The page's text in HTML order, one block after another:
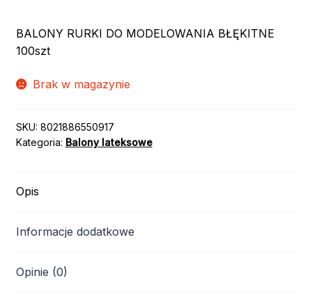
BALONY RURKI DO MODELOWANIA BŁĘKITNE
100szt
Brak w magazynie
SKU: 8021886550917
Kategoria: Balony lateksowe
Opis
Informacje dodatkowe
Opinie (0)